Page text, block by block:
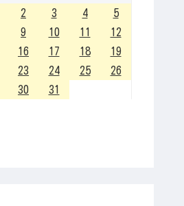
2 3 4
5
9 10 11
12
16 17 18
19
23 24 25
26
30 31